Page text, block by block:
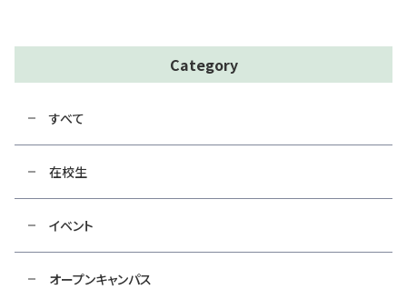
Category
すべて
在校生
イベント
オープンキャンパス